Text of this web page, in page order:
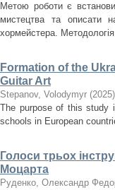
Метою роботи є
мистецтва та описати
хормейстера.
Formation of the
Guitar Art
Stepanov, Volodymyr (2025)
The purpose of this study
schools in European
Голоси трьох
Моцарта
Руденко, Олександр